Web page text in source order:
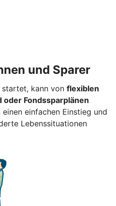
und Sparer
startet, kann von flexiblen
Fondssparplänen
einfachen Einstieg und
Lebenssituationen